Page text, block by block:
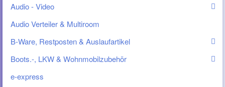
Audio - Video
Audio Verteiler & Multiroom
B-Ware, Restposten & Auslaufartikel
Boots.-, LKW & Wohnmobilzubehör
e-express